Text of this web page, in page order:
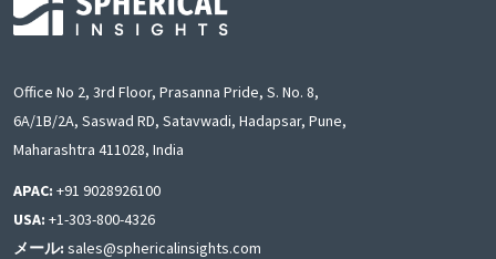
Office No 2, 3rd Floor, Prasanna Pride, S. No. 8,
6A/1B/2A, Saswad RD, Satavwadi, Hadapsar, Pune,
Maharashtra 411028, India
APAC: +91 9028926100
USA: +1-303-800-4326
メール: sales@sphericalinsights.com